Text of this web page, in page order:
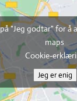
"Jeg godtar" for å
maps
Cookie-
Jeg er enig